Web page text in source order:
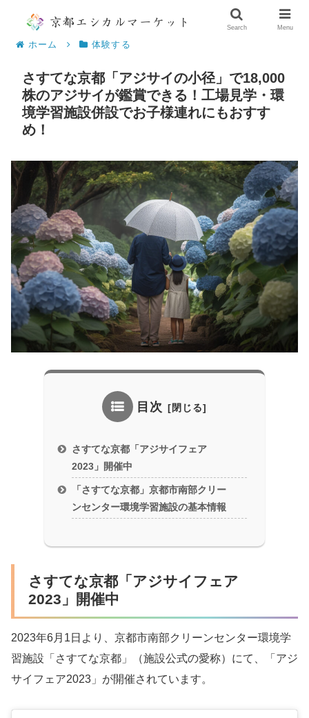
ホーム 体験する
さすてな京都「アジサイの小径」で18,000
株のアジサイが鑑賞できる！工場見学・環
境学習施設併設でお子様連れにもおすす
め！
目次
さすてな京都「アジサイフェア
2023」開催中
「さすてな京都」京都市南部クリー
ンセンター環境学習施設の基本情報
さすてな京都「アジサイフェア
2023」開催中
2023年6月1日より、京都市南部クリーンセンター環境学
習施設「さすてな京都」（施設公式の愛称）にて、「アジ
サイフェア2023」が開催されています。
Search Menu